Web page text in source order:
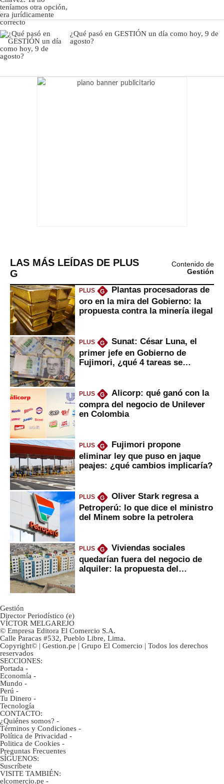
¿Qué pasó en GESTIÓN un día como hoy, 9 de
agosto?
LAS MÁS LEÍDAS DE PLUS
G
Contenido de
Gestión
PLUS G
Plantas procesadoras de
oro en la mira del Gobierno: la
propuesta contra la minería ilegal
PLUS G
Sunat: César Luna, el
primer jefe en Gobierno de
Fujimori, ¿qué 4 tareas se
PLUS G
Alicorp: qué ganó con la
compra del negocio de Unilever
en Colombia
PLUS G
Fujimori propone
eliminar ley que puso en jaque
peajes: ¿qué cambios implicaría?
PLUS G
Oliver Stark regresa a
Petroperú: lo que dice el ministro
del Minem sobre la petrolera
PLUS G
Viviendas sociales
quedarían fuera del negocio de
alquiler: la propuesta del
Gestión
Director Periodístico (e)
VÍCTOR MELGAREJO
© Empresa Editora El Comercio S.A.
Calle Paracas #532, Pueblo Libre, Lima.
Copyright© | Gestion.pe | Grupo El Comercio | Todos los derechos
reservados
SECCIONES:
Portada -
Economía -
Mundo -
Perú -
Tu Dinero -
Tecnología
CONTACTO:
¿Quiénes somos? -
Términos y Condiciones -
Política de Privacidad -
Politica de Cookies -
Preguntas Frecuentes
SÍGUENOS:
Suscríbete
VISITE TAMBIÉN:
elcomercio.pe -